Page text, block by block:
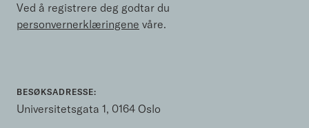
Ved å registrere deg godtar du
personvernerklæringene våre.
BESØKSADRESSE:
Universitetsgata 1, 0164 Oslo